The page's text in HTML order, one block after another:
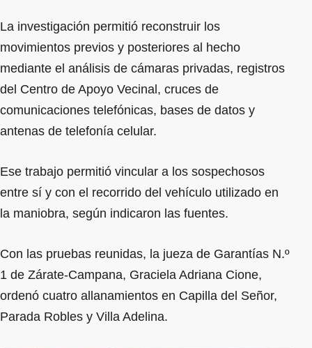
La investigación permitió reconstruir los
movimientos previos y posteriores al hecho
mediante el análisis de cámaras privadas, registros
del Centro de Apoyo Vecinal, cruces de
comunicaciones telefónicas, bases de datos y
antenas de telefonía celular.
Ese trabajo permitió vincular a los sospechosos
entre sí y con el recorrido del vehículo utilizado en
la maniobra, según indicaron las fuentes.
Con las pruebas reunidas, la jueza de Garantías N.º
1 de Zárate-Campana, Graciela Adriana Cione,
ordenó cuatro allanamientos en Capilla del Señor,
Parada Robles y Villa Adelina.